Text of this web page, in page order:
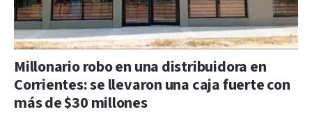
Millonario robo en una distribuidora en
Corrientes: se llevaron una caja fuerte con
más de $30 millones